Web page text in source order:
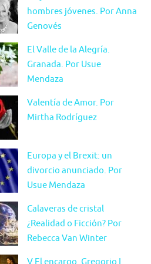
hombres jóvenes. Por Anna
Genovés
El Valle de la Alegría.
Granada. Por Usue
Mendaza
Valentía de Amor. Por
Mirtha Rodríguez
Europa y el Brexit: un
divorcio anunciado. Por
Usue Mendaza
Calaveras de cristal
¿Realidad o Ficción? Por
Rebecca Van Winter